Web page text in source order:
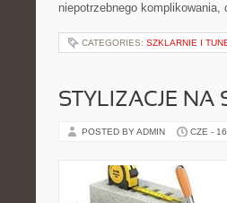
niepotrzebnego
CATEGORIES: SZKLARNIE I
STYLIZACJE NA
POSTED BY ADMIN CZE -